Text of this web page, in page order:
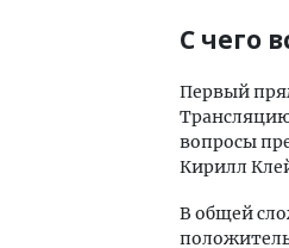
С чего
Первый
вопросы
Кирилл
В общей